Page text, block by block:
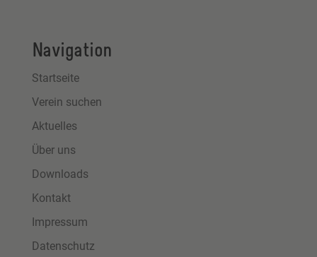
Navigation
Startseite
Verein suchen
Aktuelles
Über uns
Downloads
Kontakt
Impressum
Datenschutz